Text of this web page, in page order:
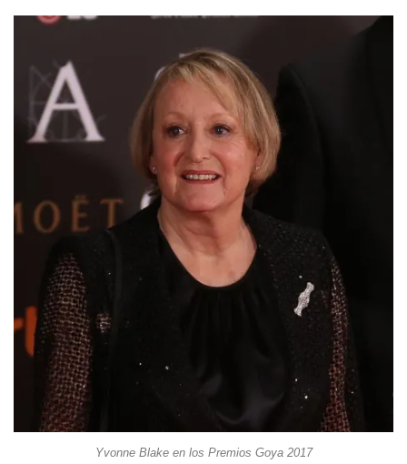
Yvonne Blake en los Premios Goya 2017